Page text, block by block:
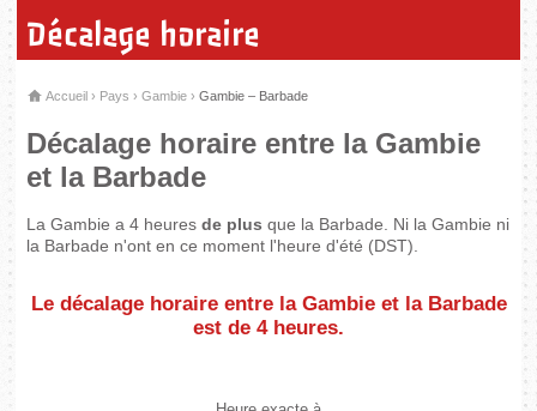
Décalage horaire
Accueil › Pays ›Gambie ›Gambie – Barbade
Décalage horaire entre la Gambie
et la Barbade
La Gambie a 4 heuresde plus que la Barbade. Ni la Gambie ni
la Barbade n'ont en ce moment l'heure d'été (DST).
Le décalage horaire entre la Gambie et la Barbade
est de 4 heures.